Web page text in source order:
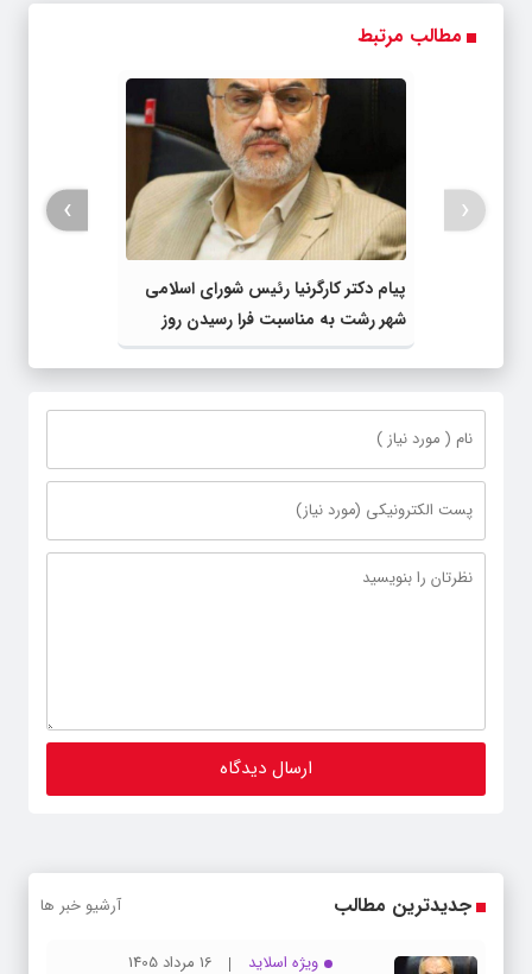
مطالب مرتبط
پیام دکتر کارگرنیا رئیس شورای اسلامی
شهر رشت به مناسبت فرا رسیدن روز
خبرنگار
‹
›
جدیدترین مطالب آرشیو خبر ها
ویژه اسلاید 16 مرداد 1405